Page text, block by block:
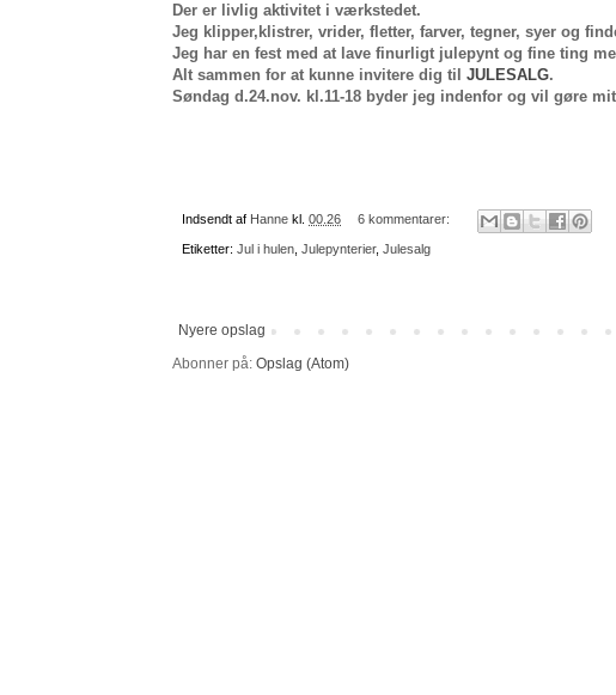
Der er livlig aktivitet i værkstedet.
Jeg klipper,klistrer, vrider, fletter, farver, tegner, syer og
Jeg har en fest med at lave finurligt julepynt og fine ting
Alt sammen for at kunne invitere dig til JULESALG.
Søndag d.24.nov. kl.11-18 byder jeg indenfor og vil gøre
Indsendt af Hanne kl. 00.26 6 kommentarer:
Etiketter: Jul i hulen Julepynterier, Julesalg
Nyere opslag
Abonner på: Opslag (Atom)